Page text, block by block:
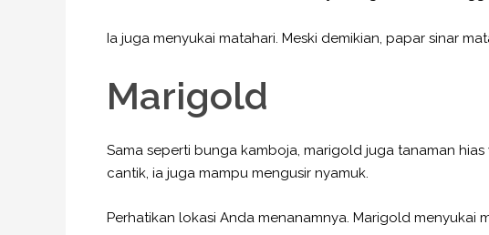
Ia juga menyukai matahari. Meski demikian, papar sinar
Marigold
Sama seperti bunga kamboja, marigold juga tanaman
cantik, ia juga mampu mengusir nyamuk.
Perhatikan lokasi Anda menanamnya. Marigold